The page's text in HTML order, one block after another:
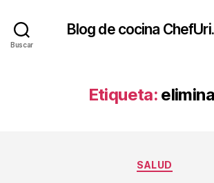
Buscar
Blog de cocina
Etiqueta:
Categorías
SALUD